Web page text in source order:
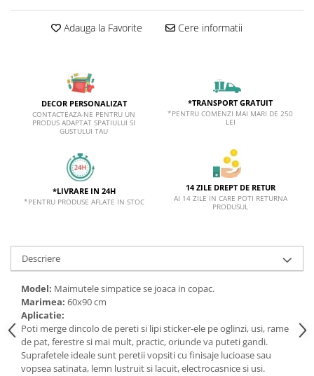
Adauga la Favorite Cere informatii
DECOR PERSONALIZAT
CONTACTEAZA-NE PENTRU UN
PRODUS ADAPTAT SPATIULUI SI
GUSTULUI TAU
*TRANSPORT GRATUIT
*PENTRU COMENZI MAI MARI DE 250
LEI
*LIVRARE IN 24H
*PENTRU PRODUSE AFLATE IN STOC
14 ZILE DREPT DE RETUR
AI 14 ZILE IN CARE POTI RETURNA
PRODUSUL
Descriere
Model: Maimutele simpatice se joaca in copac.
Marimea: 60x90 cm
Aplicatie:
Poti merge dincolo de pereti si lipi sticker-ele pe oglinzi, usi, rame
de pat, ferestre si mai mult, practic, oriunde va puteti gandi.
Suprafetele ideale sunt peretii vopsiti cu finisaje lucioase sau
vopsea satinata, lemn lustruit si lacuit, electrocasnice si usi.